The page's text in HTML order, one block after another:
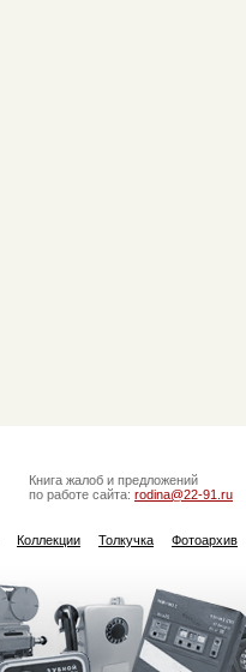
Книга жалоб и предложений
по работе сайта: rodina@22-91.ru
Коллекции Толкучка Фотоархив